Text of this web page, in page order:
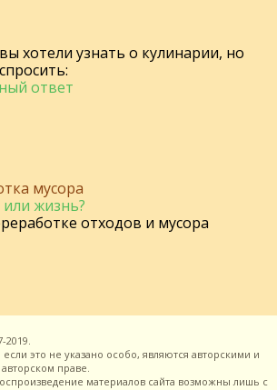
хотели узнать о кулинарии, но
ответ
мусора
или жизнь?
отходов и мусора
2019.
это не указано особо, являются авторскими и
праве.
материалов сайта возможны лишь с